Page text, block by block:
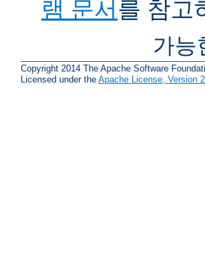
램 문서를 참고
가능
Copyright 2014 The Apache Software
Licensed under the Apache License, Version